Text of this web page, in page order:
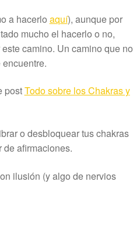
a hacerlo aquí), aunque por
mucho el hacerlo o no,
camino. Un camino que no
postTodo sobre los Chakras y
o desbloquear tus chakras
afirmaciones.
ilusión (y algo de nervios